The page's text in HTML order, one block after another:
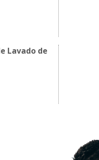
Lavado de